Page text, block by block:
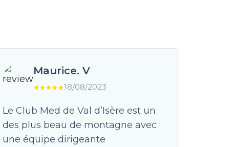
Maurice. V
18/08/2023
Le Club Med de Val d’Isère est un
des plus beau de montagne avec
une équipe dirigeante